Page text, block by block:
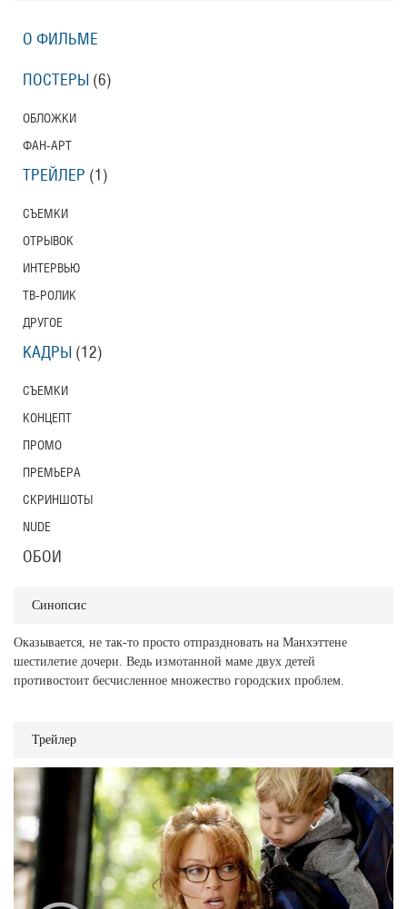
Синопсис
Оказывается, не так-то просто отпраздновать на Манхэттене
шестилетие дочери. Ведь измотанной маме двух детей
противостоит бесчисленное множество городских проблем.
Трейлер
О ФИЛЬМЕ
ПОСТЕРЫ (6)
ОБЛОЖКИ
ФАН-АРТ
ТРЕЙЛЕР (1)
СЪЕМКИ
ОТРЫВОК
ИНТЕРВЬЮ
ТВ-РОЛИК
ДРУГОЕ
КАДРЫ (12)
СЪЕМКИ
КОНЦЕПТ
ПРОМО
ПРЕМЬЕРА
СКРИНШОТЫ
NUDE
ОБОИ